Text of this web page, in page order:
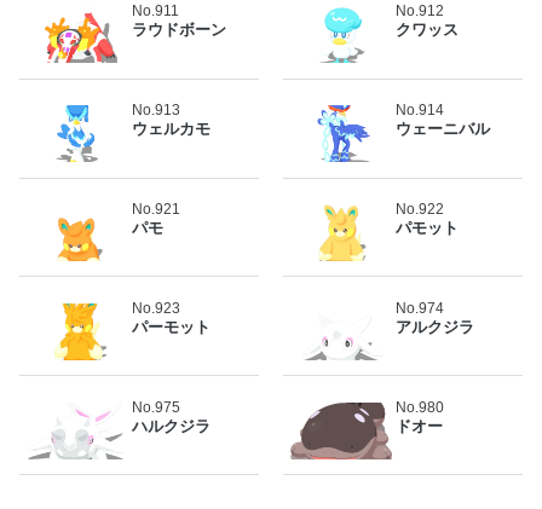
No.911
ラウドボーン
No.912
クワッス
No.913
ウェルカモ
No.914
ウェーニバル
No.921
パモ
No.922
パモット
No.923
パーモット
No.974
アルクジラ
No.975
ハルクジラ
No.980
ドオー